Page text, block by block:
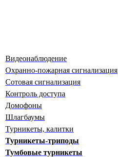
Видеонаблюдение
Охранно-пожарная сигнализация
Сотовая сигнализация
Контроль доступа
Домофоны
Шлагбаумы
Турникеты, калитки
Турникеты-триподы
Тумбовые турникеты